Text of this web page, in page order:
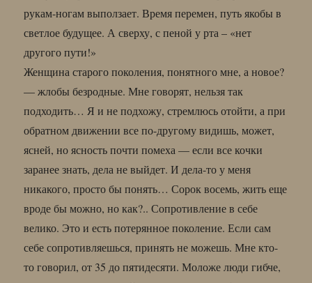
рукам-ногам выползает. Время перемен, путь якобы в
светлое будущее. А сверху, с пеной у рта – «нет
другого пути!»
Женщина старого поколения, понятного мне, а новое?
— жлобы безродные. Мне говорят, нельзя так
подходить… Я и не подхожу, стремлюсь отойти, а при
обратном движении все по-другому видишь, может,
ясней, но ясность почти помеха — если все кочки
заранее знать, дела не выйдет. И дела-то у меня
никакого, просто бы понять… Сорок восемь, жить еще
вроде бы можно, но как?.. Сопротивление в себе
велико. Это и есть потерянное поколение. Если сам
себе сопротивляешься, принять не можешь. Мне кто-
то говорил, от 35 до пятидесяти. Моложе люди гибче,